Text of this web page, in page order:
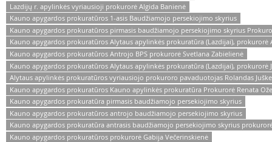
Lazdijų r. apylinkės vyriausioji prokurorė Algida Banienė
Kauno apygardos prokuratūros 1-asis Baudžiamojo persekiojimo skyrius
Kauno apygardos prokuratūros pirmasis baudžiamojo persekiojimo skyrius
Kauno apygardos prokuratūros Alytaus apylinkės prokuratūra (Lazdijai), prokurorė
Kauno apygardos prokuratūros Antrojo BPS prokurorė Svetlana Zabielienė
Kauno apygardos prokuratūros Alytaus apylinkės prokuratūra (Lazdijai), prokurorė
Alytaus apylinkės prokuratūros vyriausiojo prokuroro pavaduotojas Rolandas
Kauno apygardos prokuratūros Kauno apylinkės prokuratūra Prokurorė Renata
Kauno apygardos prokuratūra pirmasis baudžiamojo persekiojimo skyrius
Kauno apygardos prokuratūros antrojo baudžiamojo persekiojimo skyrius
Kauno apygardos prokuratūra antrasis baudžiamojo persekiojimo skyrius
Kauno apygardos prokuratūros prokurorė Gabija Večerinskienė